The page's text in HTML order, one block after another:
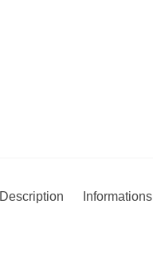
Description